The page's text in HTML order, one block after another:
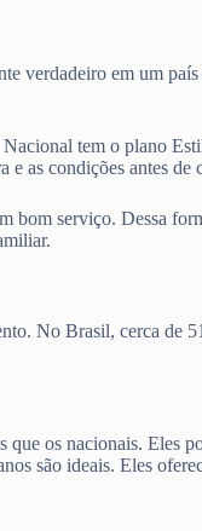
verdadeiro em um
tem o plano
as condições antes de
serviço. Dessa
No Brasil, cerca
os nacionais. Eles
são ideais. Eles